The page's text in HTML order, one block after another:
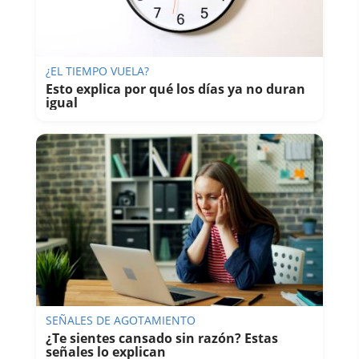
¿EL TIEMPO VUELA?
Esto explica por qué los días ya no duran
igual
SEÑALES DE AGOTAMIENTO
¿Te sientes cansado sin razón? Estas
señales lo explican